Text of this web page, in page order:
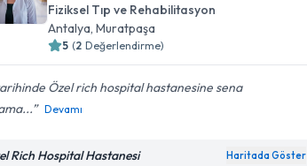
Fiziksel Tıp ve Rehabilitasyon
Antalya , Muratpaşa
5 (2 Değerlendirme)
Özel rich hospital hastanesine sena
Devamı
Rich Hospital Hastanesi Haritada Göster